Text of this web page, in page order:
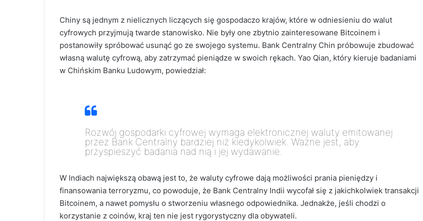
Chiny są jednym z nielicznych liczących się gospodaczo krajów, które w odniesieniu do walut
cyfrowych przyjmują twarde stanowisko. Nie były one zbytnio zainteresowane Bitcoinem i
postanowiły spróbować usunąć go ze swojego systemu. Bank Centralny Chin próbowuje zbudować
własną walutę cyfrową, aby zatrzymać pieniądze w swoich rękach. Yao Qian, który kieruje badaniami
w Chińskim Banku Ludowym, powiedział:
Rozwój gospodarki cyfrowej wymaga elektronicznej waluty emitowanej
przez Bank Centralny bardziej niż kiedykolwiek. Ważne jest, aby
przyspieszyć badania nad nią i jej wydawanie.
W Indiach największą obawą jest to, że waluty cyfrowe dają możliwości prania pieniędzy i
finansowania terroryzmu, co powoduje, że Bank Centralny Indii wycofał się z jakichkolwiek transakcji
Bitcoinem, a nawet pomysłu o stworzeniu własnego odpowiednika. Jednakże, jeśli chodzi o
korzystanie z coinów, kraj ten nie jest rygorystyczny dla obywateli.